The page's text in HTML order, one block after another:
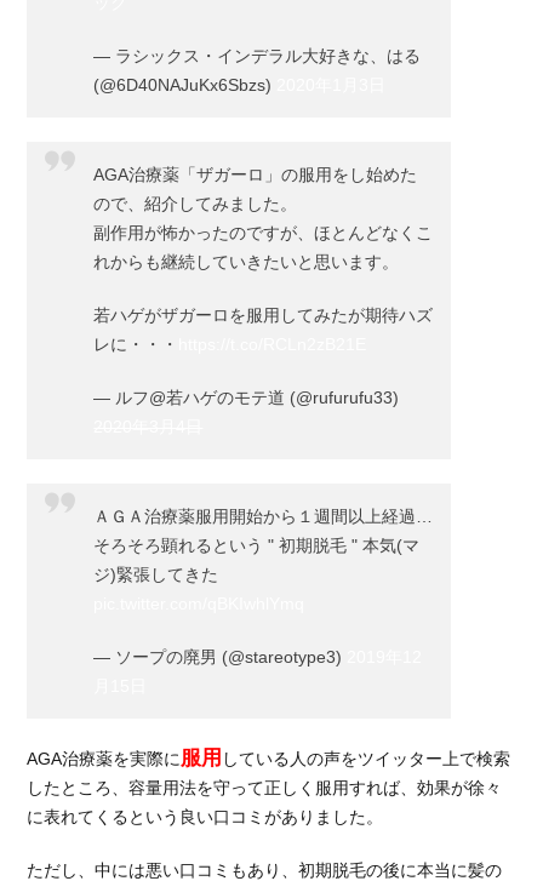
— ラシックス・インデラル大好きな、はる
(@6D40NAJuKx6Sbzs)
AGA治療薬「ザガーロ」の服用をし始めた
ので、紹介してみました。
副作用が怖かったのですが、ほとんどなくこ
れからも継続していきたいと思います。
若ハゲがザガーロを服用してみたが期待ハズ
レに・・・
— ルフ@若ハゲのモテ道 (@rufurufu33)
ＡＧＡ治療薬服用開始から１週間以上経過…
そろそろ顕れるという " 初期脱毛 " 本気(マ
ジ)緊張してきた
— ソープの廃男 (@stareotype3)
AGA治療薬を実際に 服用 している人の声をツイッター上で検索
したところ、容量用法を守って正しく服用すれば、効果が徐々
に表れてくるという良い口コミがありました。
ただし、中には悪い口コミもあり、初期脱毛の後に本当に髪の